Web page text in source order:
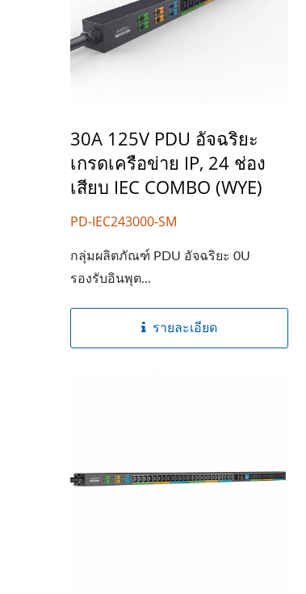
30A 125V PDU อัจฉริยะ
เกรดเครือข่าย IP, 24 ช่อง
เสียบ IEC COMBO (WYE)
PD-IEC243000-SM
กลุ่มผลิตภัณฑ์ PDU อัจฉริยะ 0U
รองรับอินพุต...
รายละเอียด